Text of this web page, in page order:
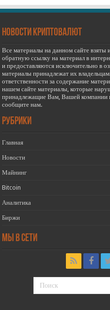
новости криптовалют
Все материалы на данном сайте
обратную ссылку на материал в
и предоставляются исключительно в
материалы принадлежат их
ответственности за содержание
нашем сайте материалы, которые
принадлежащие Вам, Вашей компании
сообщите нам.
РУБРИКИ
Главная
Новости
Майнинг
Bitcoin
Аналитика
Биржи
Мы в сети